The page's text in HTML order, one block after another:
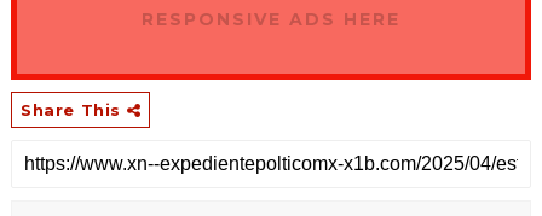
RESPONSIVE ADS HERE
Share This